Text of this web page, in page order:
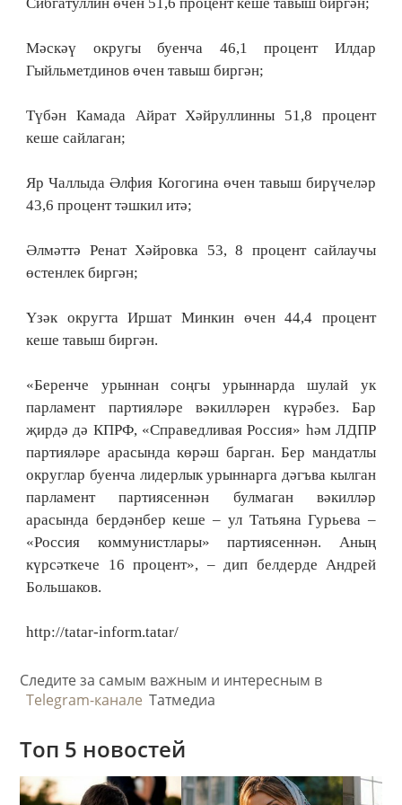
Мәскәү округы буенча 46,1 процент Илдар
Гыйльметдинов өчен тавыш биргән;
Түбән Камада Айрат Хәйруллинны 51,8 процент
кеше сайлаган;
Яр Чаллыда Әлфия Когогина өчен тавыш бирүчеләр
43,6 процент тәшкил итә;
Әлмәттә Ренат Хәйровка 53, 8 процент сайлаучы
өстенлек биргән;
Үзәк округта Иршат Минкин өчен 44,4 процент
кеше тавыш биргән.
«Беренче урыннан соңгы урыннарда шулай ук
парламент партияләре вәкилләрен күрәбез. Бар
җирдә дә КПРФ, «Справедливая Россия» һәм ЛДПР
партияләре арасында көрәш барган. Бер мандатлы
округлар буенча лидерлык урыннарга дәгъва кылган
парламент партиясеннән булмаган вәкилләр
арасында бердәнбер кеше – ул Татьяна Гурьева –
«Россия коммунистлары» партиясеннән. Аның
күрсәткече 16 процент», – дип белдерде Андрей
Большаков.
http://tatar-inform.tatar/
Следите за самым важным и интересным в
Telegram-канале Татмедиа
Топ 5 новостей